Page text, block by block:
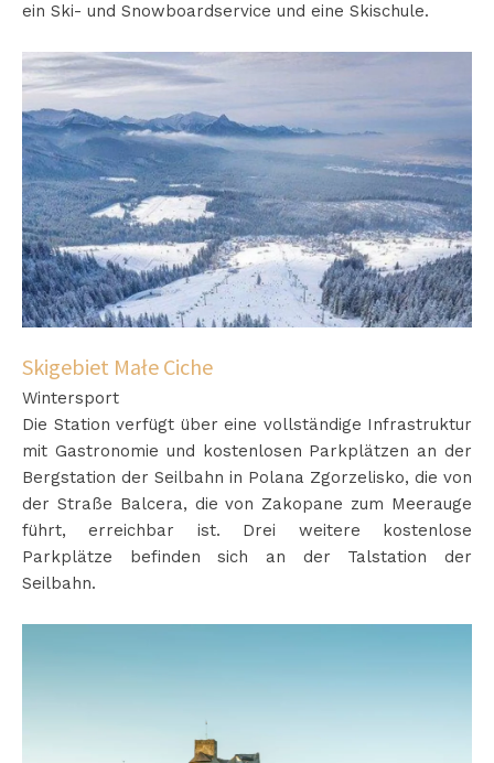
ein Ski- und Snowboardservice und eine Skischule.
Skigebiet Małe Ciche
Wintersport
Die Station verfügt über eine vollständige Infrastruktur
mit Gastronomie und kostenlosen Parkplätzen an der
Bergstation der Seilbahn in Polana Zgorzelisko, die von
der Straße Balcera, die von Zakopane zum Meerauge
führt, erreichbar ist. Drei weitere kostenlose
Parkplätze befinden sich an der Talstation der
Seilbahn.